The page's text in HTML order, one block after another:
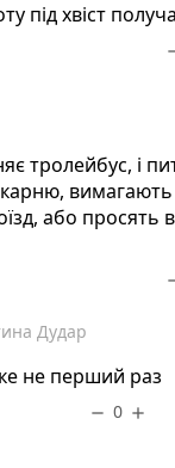
під хвіст
тролейбус, і
вимагають
або просять
Дудар
не перший раз
remove 0 add